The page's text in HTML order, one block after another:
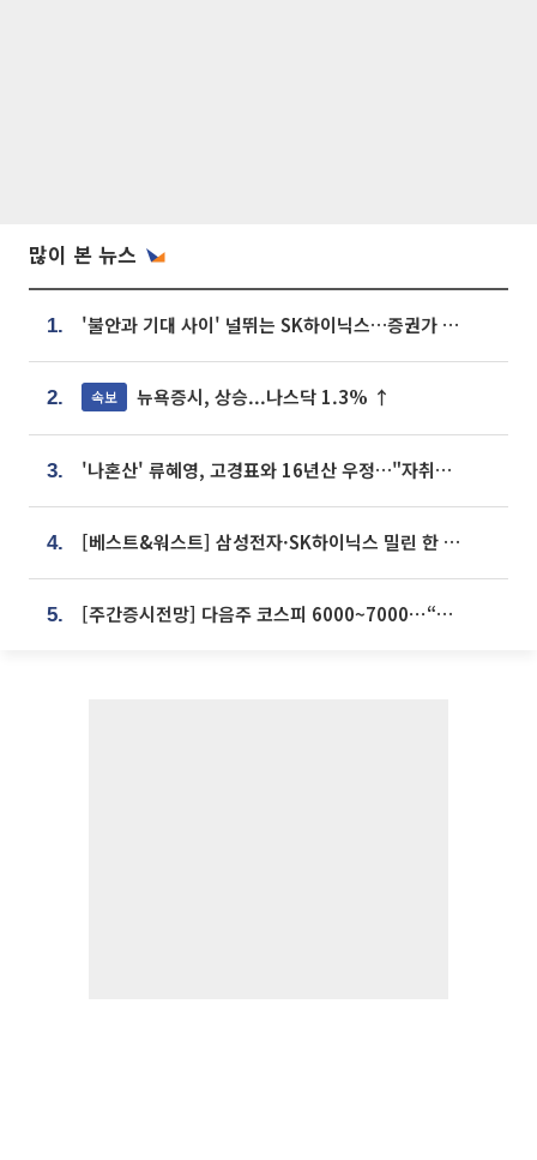
많이 본 뉴스
1. '불안과 기대 사이' 널뛰는 SK하이닉스…증권가 "HBM4·LTA 기반 펀터멘털 견고"
2. 속보 뉴욕증시, 상승...나스닥 1.3% ↑
3. '나혼산' 류혜영, 고경표와 16년산 우정…"자취방서 부모님과 마주쳐"
4. [베스트&워스트] 삼성전자·SK하이닉스 밀린 한 주…상상인증권은 85% 급등
5. [주간증시전망] 다음주 코스피 6000~7000⋯“外人 수급은 정책이 변수”